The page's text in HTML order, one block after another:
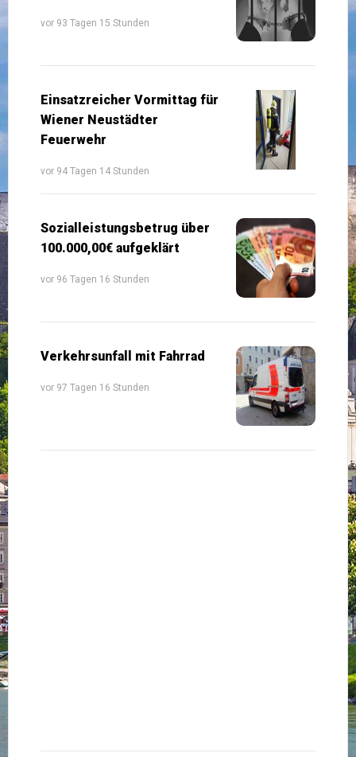
vor 93 Tagen 15 Stunden
Einsatzreicher Vormittag für
Wiener Neustädter
Feuerwehr
vor 94 Tagen 14 Stunden
Sozialleistungsbetrug über
100.000,00€ aufgeklärt
vor 96 Tagen 16 Stunden
Verkehrsunfall mit Fahrrad
vor 97 Tagen 16 Stunden